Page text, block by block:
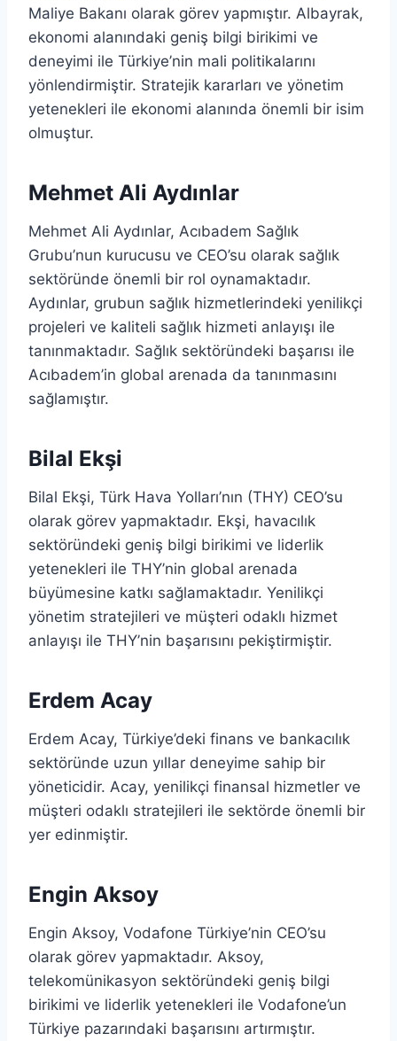
Maliye Bakanı olarak görev yapmıştır. Albayrak,
ekonomi alanındaki geniş bilgi birikimi ve
deneyimi ile Türkiye’nin mali politikalarını
yönlendirmiştir. Stratejik kararları ve yönetim
yetenekleri ile ekonomi alanında önemli bir isim
olmuştur.
Mehmet Ali Aydınlar
Mehmet Ali Aydınlar, Acıbadem Sağlık
Grubu’nun kurucusu ve CEO’su olarak sağlık
sektöründe önemli bir rol oynamaktadır.
Aydınlar, grubun sağlık hizmetlerindeki yenilikçi
projeleri ve kaliteli sağlık hizmeti anlayışı ile
tanınmaktadır. Sağlık sektöründeki başarısı ile
Acıbadem’in global arenada da tanınmasını
sağlamıştır.
Bilal Ekşi
Bilal Ekşi, Türk Hava Yolları’nın (THY) CEO’su
olarak görev yapmaktadır. Ekşi, havacılık
sektöründeki geniş bilgi birikimi ve liderlik
yetenekleri ile THY’nin global arenada
büyümesine katkı sağlamaktadır. Yenilikçi
yönetim stratejileri ve müşteri odaklı hizmet
anlayışı ile THY’nin başarısını pekiştirmiştir.
Erdem Acay
Erdem Acay, Türkiye’deki finans ve bankacılık
sektöründe uzun yıllar deneyime sahip bir
yöneticidir. Acay, yenilikçi finansal hizmetler ve
müşteri odaklı stratejileri ile sektörde önemli bir
yer edinmiştir.
Engin Aksoy
Engin Aksoy, Vodafone Türkiye’nin CEO’su
olarak görev yapmaktadır. Aksoy,
telekomünikasyon sektöründeki geniş bilgi
birikimi ve liderlik yetenekleri ile Vodafone’un
Türkiye pazarındaki başarısını artırmıştır.